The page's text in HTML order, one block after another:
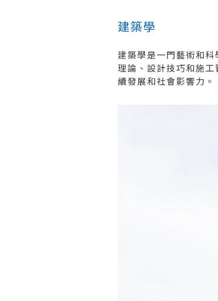
建築學
建築學是一門藝術和
理論、設計技巧和施
續發展和社會影響力。